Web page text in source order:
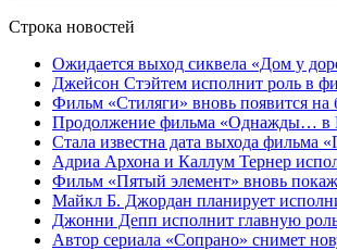
Строка новостей
Ожидается выход сиквела «Дом у
Джейсон Стэйтем исполнит роль в
Фильм «Стиляги» вновь появится на
Продолжение фильма «Однажды… в
Стала известна дата выхода фильма
Адриа Архона и Каллум Тернер
Фильм «Пятый элемент» вновь
Майкл Б. Джордан планирует
Джонни Депп исполнит главную
Автор сериала «Сопрано» снимет